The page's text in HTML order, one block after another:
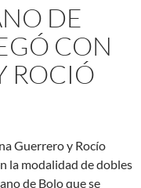
DE
CON
ROCIÓ
Guerrero y Rocío
la modalidad de dobles
de Bolo que se